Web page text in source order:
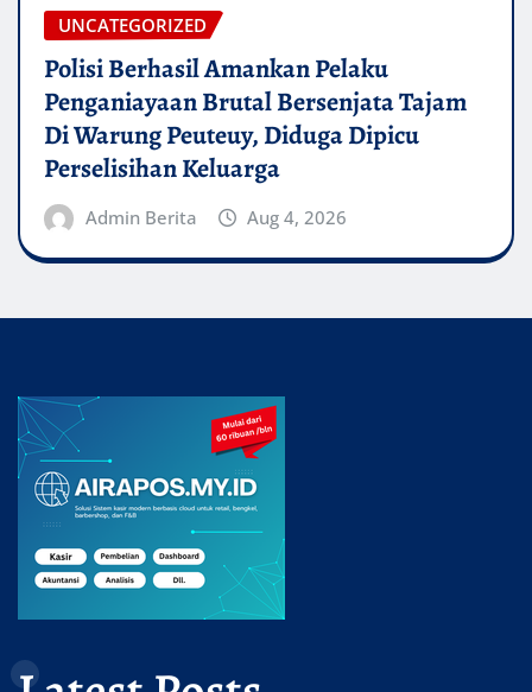
UNCATEGORIZED
Polisi Berhasil Amankan Pelaku
Penganiayaan Brutal Bersenjata Tajam
Di Warung Peuteuy, Diduga Dipicu
Perselisihan Keluarga
Admin Berita Aug 4, 2026